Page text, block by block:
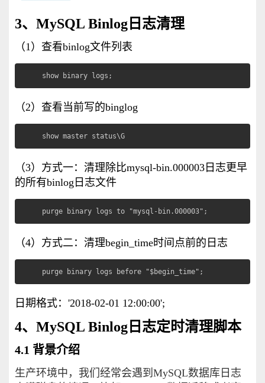
3、MySQL Binlog日志清理
（1）查看binlog文件列表
show binary logs;
（2）查看当前写的binglog
show master status\G
（3）方式一：清理除比mysql-bin.000003日志更早
的所有binlog日志文件
purge binary logs to "mysql-bin.000003";
（4）方式二：清理begin_time时间点前的日志
purge binary logs before "$begin_time";
日期格式：'2018-02-01 12:00:00';
4、MySQL Binlog日志定时清理脚本
4.1 背景介绍
生产环境中，我们经常会遇到MySQL数据库日志